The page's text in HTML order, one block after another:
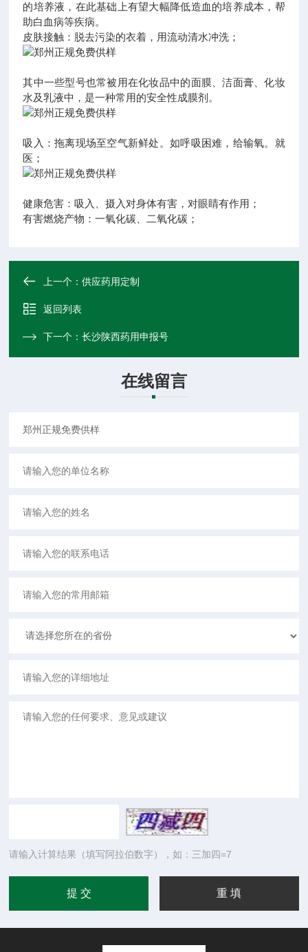
的培养液，在此基础上有望大幅降低造血的培养成本，帮
助白血病等疾病。
皮肤接触：脱去污染的衣着，用流动清水冲洗；
其中一些型号也常被用在化妆品中的面膜、洁面膏、化妆
水及乳液中，是一种常用的安全性成膜剂。
吸入：拖离现场至空气新鲜处。如呼吸困难，给输氧。就
医；
健康危害：吸入、摄入对身体有害，对眼睛有作用；
有害燃烧产物：一氧化碳、二氧化碳；
上一个：供应药用定制
返回列表
下一个：长沙陕西药用申报号
在线留言
请输入计算结果（填写阿拉伯数字），如：三加四=7